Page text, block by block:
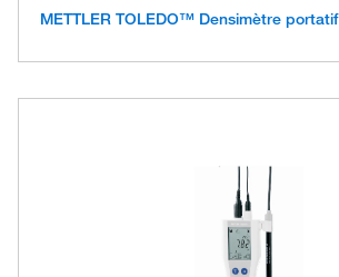
METTLER TOLEDO™ Densimètre portatif